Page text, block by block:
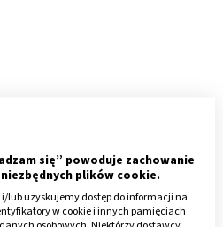
muszki owocówki.
z owocówkami.Jednym z
się” powoduje zachowanie
plików cookie.
lub uzyskujemy dostęp do informacji na
w cookie i innych pamięciach